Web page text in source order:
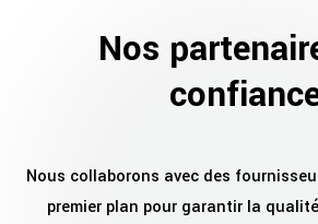
Nos
Nous collaborons avec des
premier plan pour garantir la